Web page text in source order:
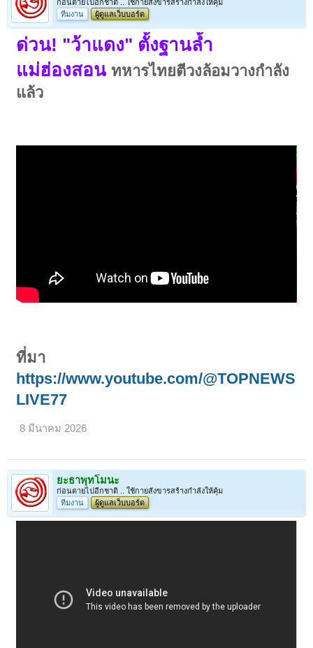
ก่อนตายไปอีกชาติ .. ใช้กายสังขารสร้างกำลังให้คุ้ม
ทีมงาน
ผู้ดูแลเว็บบอร์ด
ด่วน! "ว้าแดง" ตั้งฐานล้ำ
แม่ฮ่องสอน ทหารไทยตีวงล้อมวางกำลัง
แล้ว
ที่มา
https://www.youtube.com/@TOPNEWS
LIVE77
8 มีนาคม 2026
ยะธาพุทโมนะ
ก่อนตายไปอีกชาติ .. ใช้กายสังขารสร้างกำลังให้คุ้ม
ทีมงาน
ผู้ดูแลเว็บบอร์ด